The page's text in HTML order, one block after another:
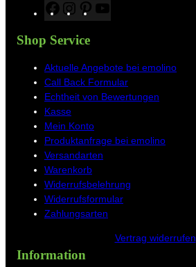
F
a
c
b
o
o
k
n
s
a
g
r
m
P
i
e
r
e
o
u
b
e
Shop Service
Aktuelle Angebote bei emolino
Call Back Formular
Echtheit von Bewertungen
Kasse
Mein Konto
Produktanfrage bei emolino
Versandarten
Warenkorb
Widerrufsbelehrung
Widerrufsformular
Zahlungsarten
Vertrag widerrufen
Information